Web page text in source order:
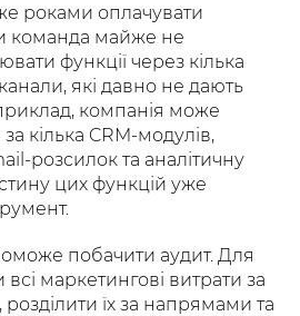
роками оплачувати
команда майже не
функції через кілька
які давно не дають
компанія може
кілька CRM-модулів,
розсилок та аналітичну
цих функцій уже
побачити аудит. Для
всі маркетингові витрати за
розділити їх за напрямами та